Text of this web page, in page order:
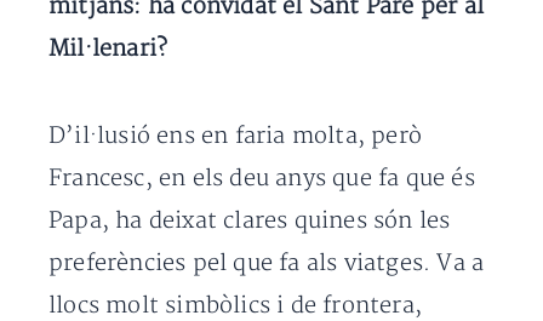
mitjans: ha convidat el Sant Pare per al
Mil·lenari?
D’il·lusió ens en faria molta, però
Francesc, en els deu anys que fa que és
Papa, ha deixat clares quines són les
preferències pel que fa als viatges. Va a
llocs molt simbòlics i de frontera,